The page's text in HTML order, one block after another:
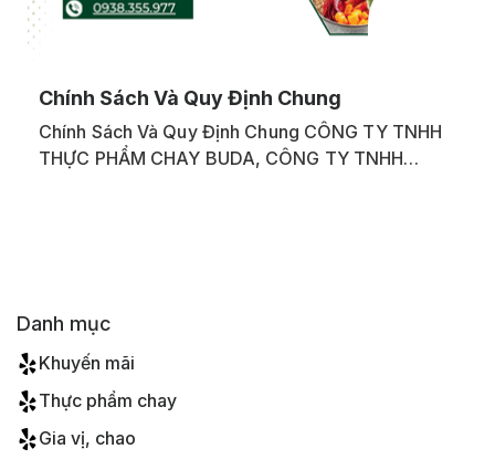
Chính Sách Và Quy Định Chung
Chính Sách Và Quy Định Chung CÔNG TY TNHH
THỰC PHẨM CHAY BUDA, CÔNG TY TNHH
Danh mục
Khuyến mãi
Thực phẩm chay
Gia vị, chao